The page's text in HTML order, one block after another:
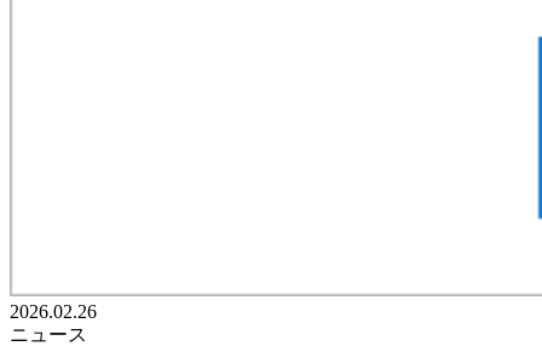
2026.02.26
ニュース